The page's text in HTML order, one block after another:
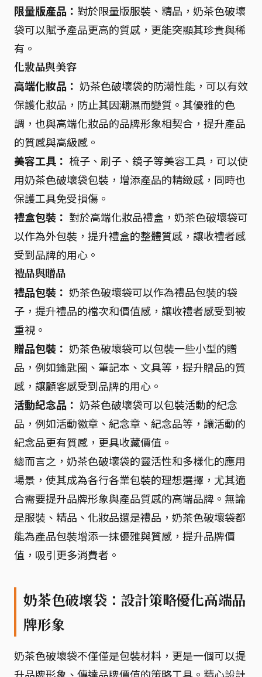
限量版產品： 對於限量版服裝、精品，奶茶色破壞
袋可以賦予產品更高的質感，更能突顯其珍貴與稀
有。
化妝品與美容
高端化妝品： 奶茶色破壞袋的防潮性能，可以有效
保護化妝品，防止其因潮濕而變質。其優雅的色
調，也與高端化妝品的品牌形象相契合，提升產品
的質感與高級感。
美容工具： 梳子、刷子、鏡子等美容工具，可以使
用奶茶色破壞袋包裝，增添產品的精緻感，同時也
保護工具免受損傷。
禮盒包裝： 對於高端化妝品禮盒，奶茶色破壞袋可
以作為外包裝，提升禮盒的整體質感，讓收禮者感
受到品牌的用心。
禮品與贈品
禮品包裝： 奶茶色破壞袋可以作為禮品包裝的袋
子，提升禮品的檔次和價值感，讓收禮者感受到被
重視。
贈品包裝： 奶茶色破壞袋可以包裝一些小型的贈
品，例如鑰匙圈、筆記本、文具等，提升贈品的質
感，讓顧客感受到品牌的用心。
活動紀念品： 奶茶色破壞袋可以包裝活動的紀念
品，例如活動徽章、紀念章、紀念品等，讓活動的
紀念品更有質感，更具收藏價值。
總而言之，奶茶色破壞袋的靈活性和多樣化的應用
場景，使其成為各行各業包裝的理想選擇，尤其適
合需要提升品牌形象與產品質感的高端品牌。無論
是服裝、精品、化妝品還是禮品，奶茶色破壞袋都
能為產品包裝增添一抹優雅與質感，提升品牌價
值，吸引更多消費者。
奶茶色破壞袋：設計策略優化高端品
牌形象
奶茶色破壞袋不僅僅是包裝材料，更是一個可以提